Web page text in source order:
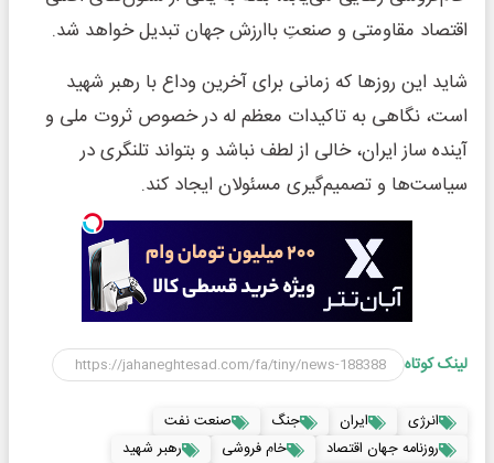
اقتصاد مقاومتی و صنعتِ باارزش جهان تبدیل خواهد شد.
شاید این روزها که زمانی برای آخرین وداع با رهبر شهید
است، نگاهی به تاکیدات معظم له در خصوص ثروت ملی و
آینده ساز ایران، خالی از لطف نباشد و بتواند تلنگری در
سیاست‌ها و تصمیم‌گیری مسئولان ایجاد کند.
لینک کوتاه
انرژی ایران جنگ
صنعت نفت
روزنامه جهان اقتصاد
خام فروشی
رهبر شهید